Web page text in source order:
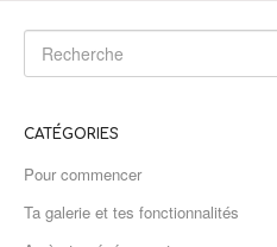
CATÉGORIES
Pour commencer
Ta galerie et tes fonctionnalités